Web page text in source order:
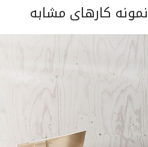
نمونه کارهای مشابه